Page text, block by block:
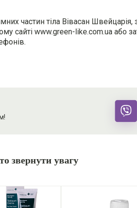
частин тіла Вівасан
сайті www.green-like.com.ua або
звернути увагу